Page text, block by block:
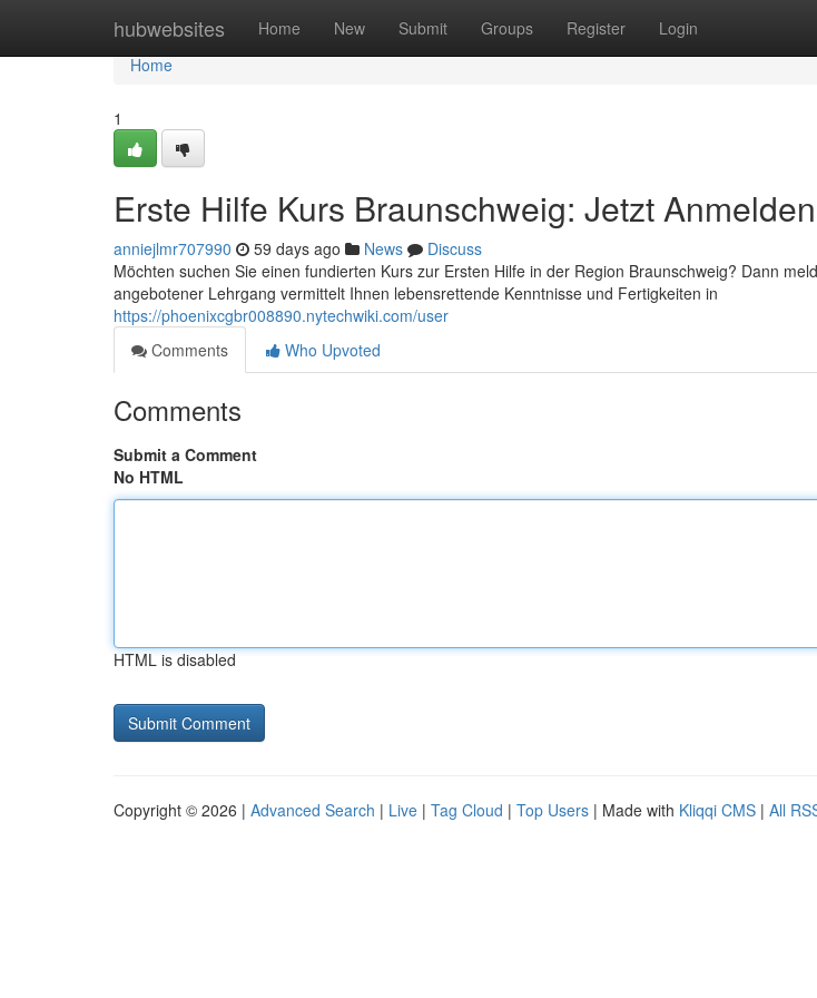
hubwebsites Home New Submit Groups Register Login
Home
Home
1
Erste Hilfe Kurs Braunschweig: Jetzt
anniejlmr707990 59 days ago News
Discuss
Möchten suchen Sie einen fundierten Kurs zur Ersten Hilfe in der Region Braunschweig? Dann
angebotener Lehrgang vermittelt Ihnen lebensrettende Kenntnisse und Fertigkeiten in
https://phoenixcgbr008890.nytechwiki.com/user
Comments
Who Upvoted
Comments
Submit a Comment
No HTML
HTML is disabled
Copyright © 2026 | Advanced Search | Live | Tag Cloud | Top Users | Made with Kliqqi CMS | All